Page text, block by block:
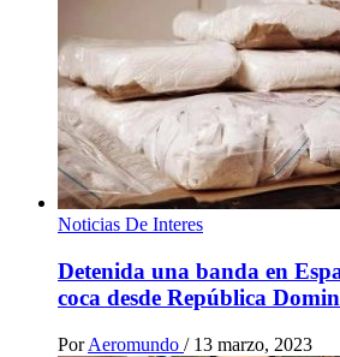
Noticias De Interes
Detenida una banda en
coca desde República
Por Aeromundo / 13 marzo, 2023